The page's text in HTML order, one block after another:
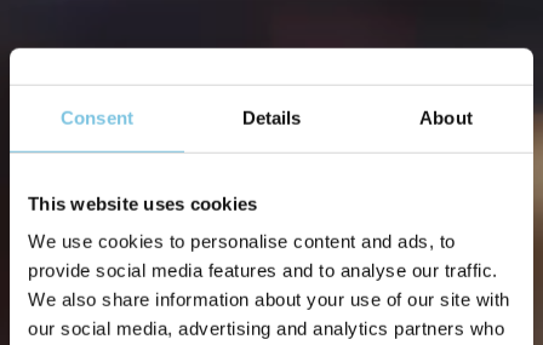
Consent Details About
This website uses cookies
We use cookies to personalise content and ads, to
provide social media features and to analyse our traffic.
We also share information about your use of our site with
our social media, advertising and analytics partners who